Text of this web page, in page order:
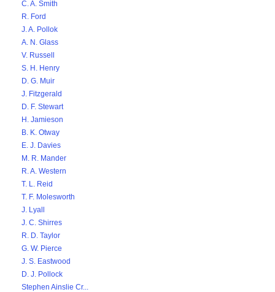
C. A. Smith
R. Ford
J. A. Pollok
A. N. Glass
V. Russell
S. H. Henry
D. G. Muir
J. Fitzgerald
D. F. Stewart
H. Jamieson
B. K. Otway
E. J. Davies
M. R. Mander
R. A. Western
T. L. Reid
T. F. Molesworth
J. Lyall
J. C. Shirres
R. D. Taylor
G. W. Pierce
J. S. Eastwood
D. J. Pollock
Stephen Ainslie Cr...